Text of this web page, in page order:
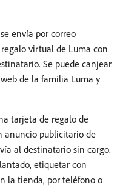
envía por correo
virtual de Luma con
Se puede canjear
de la familia Luma y
tarjeta de regalo de
anuncio publicitario de
al destinatario sin cargo.
etiquetar con
la tienda, por teléfono o